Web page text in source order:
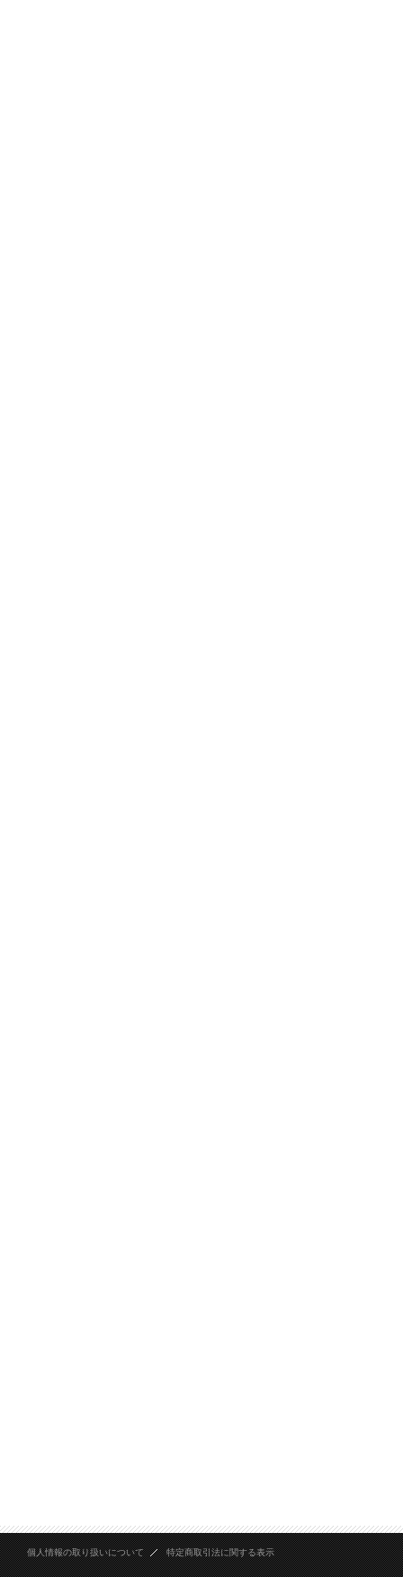
個人情報の取り扱いについて 特定商取引法に関する表示